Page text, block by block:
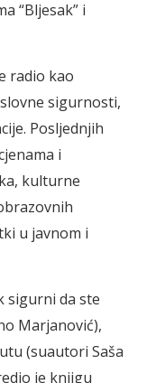
“Bljesak” i
radio kao
sigurnosti,
Posljednjih
i
kulturne
u javnom i
sigurni da ste
Marjanović),
(suautori Saša
je knjigu